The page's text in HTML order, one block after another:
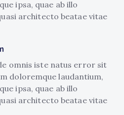
ipsa, quae ab illo
architecto beatae vitae
omnis iste natus error sit
doloremque laudantium,
ipsa, quae ab illo
architecto beatae vitae